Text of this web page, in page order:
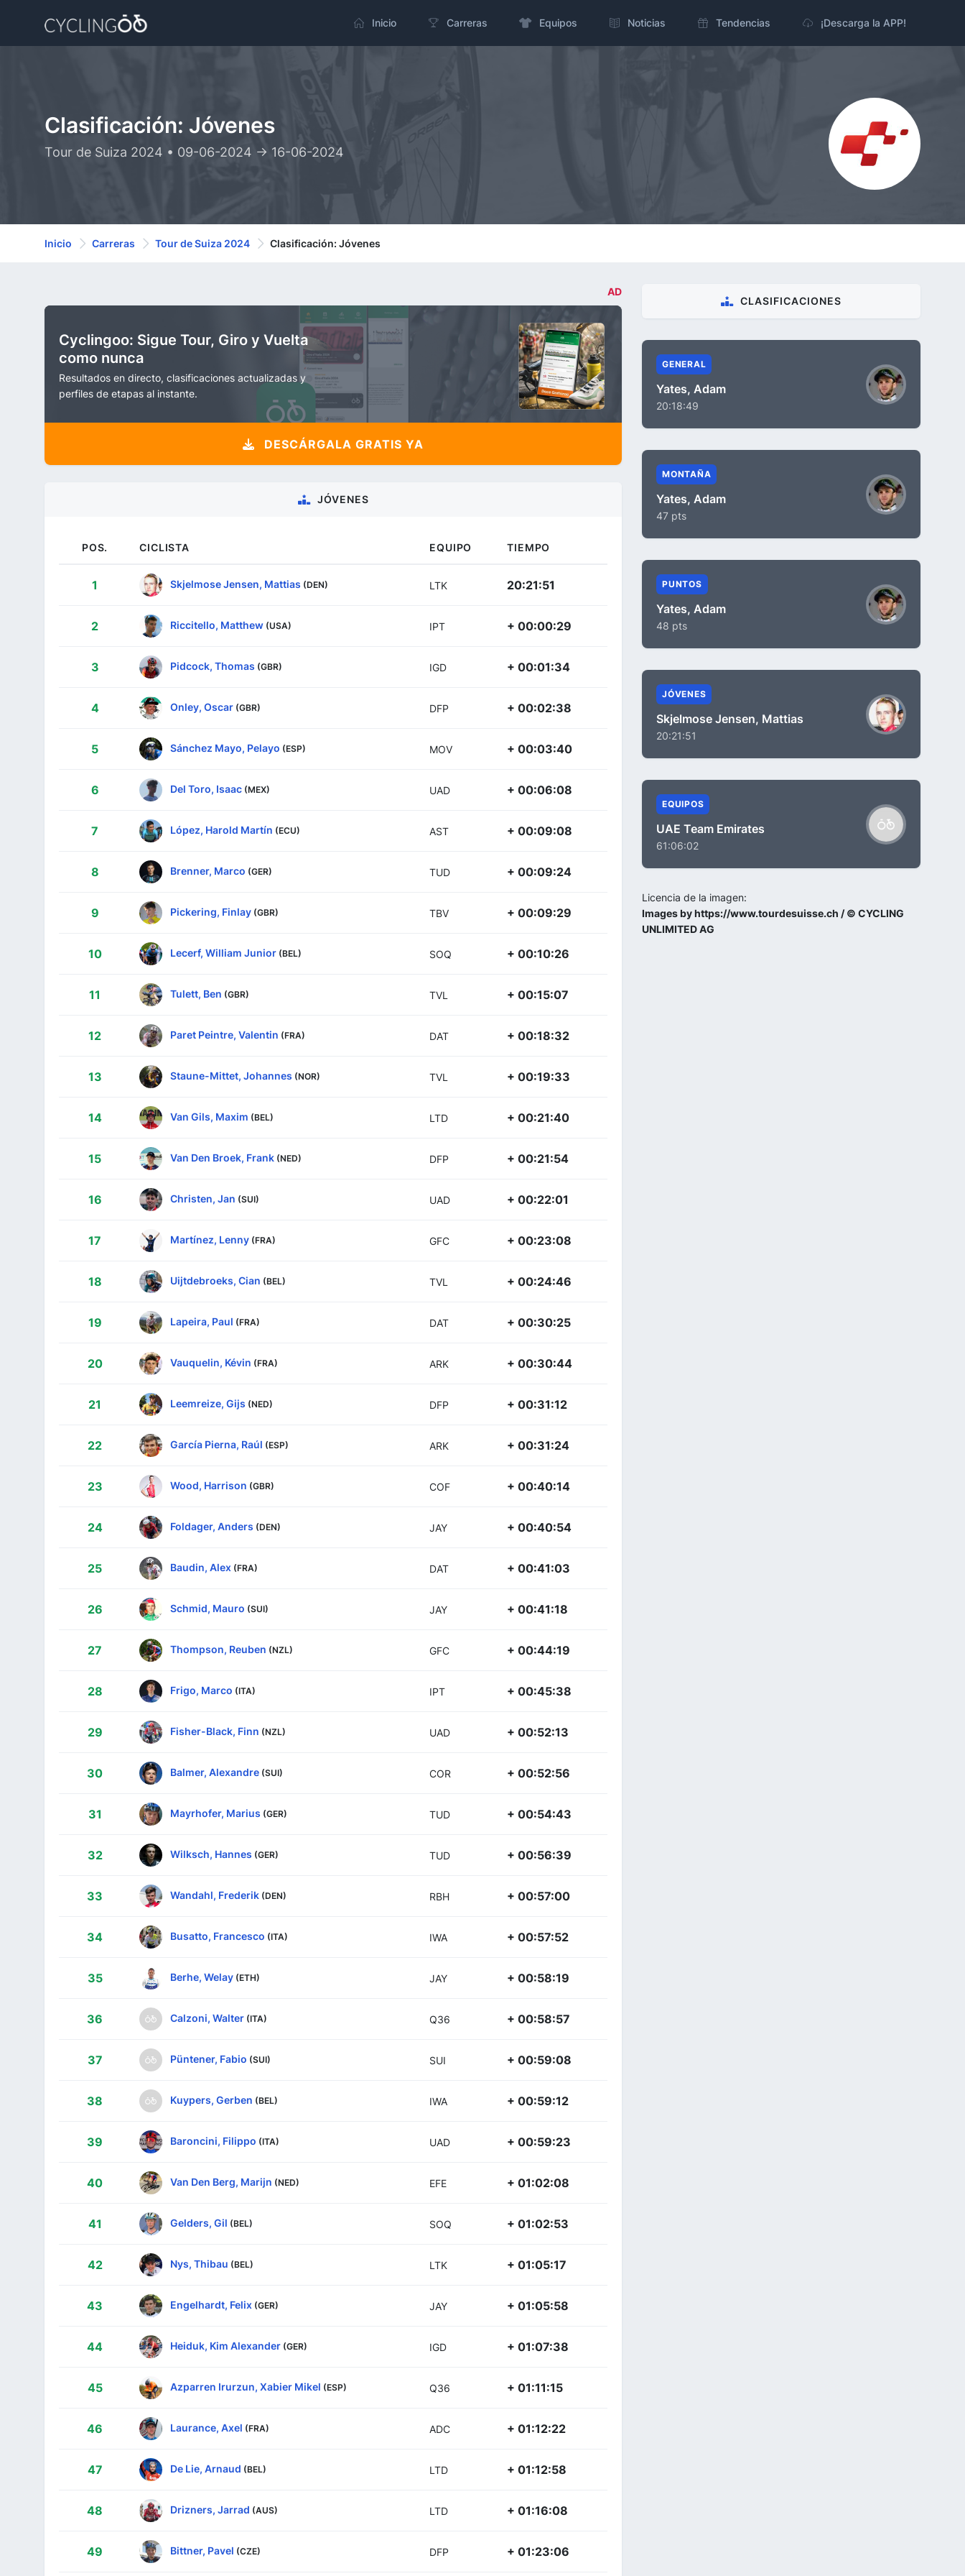
Inicio Carreras Equipos Noticias Tendencias ¡Descarga la APP!
Clasificación: Jóvenes
Tour de Suiza 2024 • 09-06-2024 -> 16-06-2024
Inicio Carreras Tour de Suiza 2024 Clasificación: Jóvenes
AD
Cyclingoo: Sigue Tour, Giro y Vuelta
como nunca
Resultados en directo, clasificaciones actualizadas y
perfiles de etapas al instante.
DESCÁRGALA GRATIS YA
JÓVENES
POS. CICLISTA EQUIPO TIEMPO
1 Skjelmose Jensen, Mattias (DEN) LTK 20:21:51
2 Riccitello, Matthew (USA) IPT + 00:00:29
3 Pidcock, Thomas (GBR) IGD + 00:01:34
4 Onley, Oscar (GBR) DFP + 00:02:38
5 Sánchez Mayo, Pelayo (ESP) MOV + 00:03:40
6 Del Toro, Isaac (MEX) UAD + 00:06:08
7 López, Harold Martín (ECU) AST + 00:09:08
8 Brenner, Marco (GER) TUD + 00:09:24
9 Pickering, Finlay (GBR) TBV + 00:09:29
10 Lecerf, William Junior (BEL) SOQ + 00:10:26
11 Tulett, Ben (GBR) TVL + 00:15:07
12 Paret Peintre, Valentin (FRA) DAT + 00:18:32
13 Staune-Mittet, Johannes (NOR) TVL + 00:19:33
14 Van Gils, Maxim (BEL) LTD + 00:21:40
15 Van Den Broek, Frank (NED) DFP + 00:21:54
16 Christen, Jan (SUI) UAD + 00:22:01
17 Martínez, Lenny (FRA) GFC + 00:23:08
18 Uijtdebroeks, Cian (BEL) TVL + 00:24:46
19 Lapeira, Paul (FRA) DAT + 00:30:25
20 Vauquelin, Kévin (FRA) ARK + 00:30:44
21 Leemreize, Gijs (NED) DFP + 00:31:12
22 García Pierna, Raúl (ESP) ARK + 00:31:24
23 Wood, Harrison (GBR) COF + 00:40:14
24 Foldager, Anders (DEN) JAY + 00:40:54
25 Baudin, Alex (FRA) DAT + 00:41:03
26 Schmid, Mauro (SUI) JAY + 00:41:18
27 Thompson, Reuben (NZL) GFC + 00:44:19
28 Frigo, Marco (ITA) IPT + 00:45:38
29 Fisher-Black, Finn (NZL) UAD + 00:52:13
30 Balmer, Alexandre (SUI) COR + 00:52:56
31 Mayrhofer, Marius (GER) TUD + 00:54:43
32 Wilksch, Hannes (GER) TUD + 00:56:39
33 Wandahl, Frederik (DEN) RBH + 00:57:00
34 Busatto, Francesco (ITA) IWA + 00:57:52
35 Berhe, Welay (ETH) JAY + 00:58:19
36 Calzoni, Walter (ITA) Q36 + 00:58:57
37 Püntener, Fabio (SUI) SUI + 00:59:08
38 Kuypers, Gerben (BEL) IWA + 00:59:12
39 Baroncini, Filippo (ITA) UAD + 00:59:23
40 Van Den Berg, Marijn (NED) EFE + 01:02:08
41 Gelders, Gil (BEL) SOQ + 01:02:53
42 Nys, Thibau (BEL) LTK + 01:05:17
43 Engelhardt, Felix (GER) JAY + 01:05:58
44 Heiduk, Kim Alexander (GER) IGD + 01:07:38
45 Azparren Irurzun, Xabier Mikel (ESP) Q36 + 01:11:15
46 Laurance, Axel (FRA) ADC + 01:12:22
47 De Lie, Arnaud (BEL) LTD + 01:12:58
48 Drizners, Jarrad (AUS) LTD + 01:16:08
49 Bittner, Pavel (CZE) DFP + 01:23:06
CLASIFICACIONES
GENERAL
Yates, Adam
20:18:49
MONTAÑA
Yates, Adam
47 pts
PUNTOS
Yates, Adam
48 pts
JÓVENES
Skjelmose Jensen, Mattias
20:21:51
EQUIPOS
UAE Team Emirates
61:06:02
Licencia de la imagen:
Images by https://www.tourdesuisse.ch / © CYCLING
UNLIMITED AG